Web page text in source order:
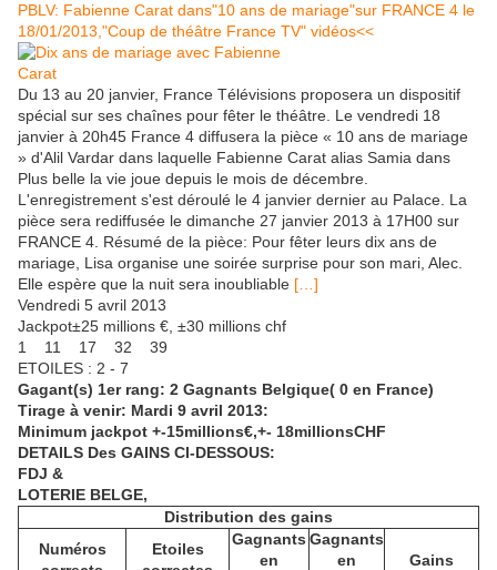
PBLV: Fabienne Carat dans"10 ans de mariage"sur FRANCE 4 le
18/01/2013,"Coup de théâtre France TV" vidéos<<
Du 13 au 20 janvier, France Télévisions proposera un dispositif
spécial sur ses chaînes pour fêter le théâtre. Le vendredi 18
janvier à 20h45 France 4 diffusera la pièce « 10 ans de mariage
» d'Alil Vardar dans laquelle Fabienne Carat alias Samia dans
Plus belle la vie joue depuis le mois de décembre.
L'enregistrement s'est déroulé le 4 janvier dernier au Palace. La
pièce sera rediffusée le dimanche 27 janvier 2013 à 17H00 sur
FRANCE 4. Résumé de la pièce: Pour fêter leurs dix ans de
mariage, Lisa organise une soirée surprise pour son mari, Alec.
Elle espère que la nuit sera inoubliable […]
Vendredi 5 avril 2013
Jackpot±25 millions €, ±30 millions chf
1 11 17 32 39
ETOILES : 2 - 7
Gagant(s) 1er rang: 2 Gagnants Belgique( 0 en France)
Tirage à venir: Mardi 9 avril 2013:
Minimum jackpot +-15millions€,+- 18millionsCHF
DETAILS Des GAINS CI-DESSOUS:
FDJ &
LOTERIE BELGE,
Distribution des gains
Numéros
Etoiles
Gagnants
en
Gagnants
en
Gains